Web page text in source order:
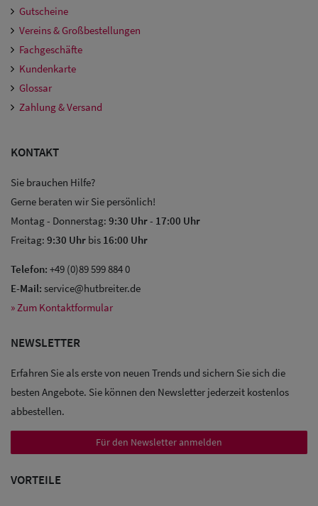
Gutscheine
Vereins & Großbestellungen
Fachgeschäfte
Kundenkarte
Glossar
Zahlung & Versand
KONTAKT
Sie brauchen Hilfe?
Gerne beraten wir Sie persönlich!
Montag - Donnerstag: 9:30 Uhr- 17:00 Uhr
Freitag: 9:30 Uhr bis 16:00 Uhr
Telefon: +49 (0)89 599 884 0
E-Mail: service@hutbreiter.de
» Zum Kontaktformular
NEWSLETTER
Erfahren Sie als erste von neuen Trends und sichern Sie sich die
besten Angebote. Sie können den Newsletter jederzeit kostenlos
abbestellen.
Für den Newsletter anmelden
VORTEILE